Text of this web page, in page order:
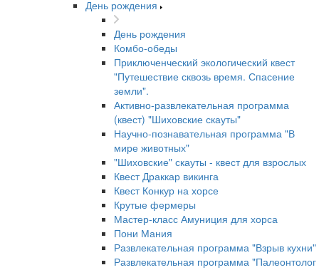
День рождения
День рождения
Комбо-обеды
Приключенческий экологический квест
"Путешествие сквозь время. Спасение
земли".
Активно-развлекательная программа
(квест) "Шиховские скауты"
Научно-познавательная программа "В
мире животных"
"Шиховские" скауты - квест для взрослых
Квест Драккар викинга
Квест Конкур на хорсе
Крутые фермеры
Мастер-класс Амуниция для хорса
Пони Мания
Развлекательная программа "Взрыв кухни"
Развлекательная программа "Палеонтолог